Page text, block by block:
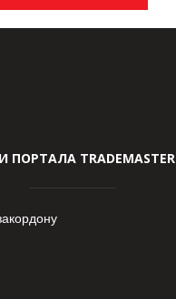
ПОРТАЛА TRADEMASTER